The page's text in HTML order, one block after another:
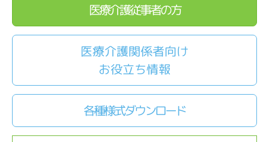
医療介護従事者の方
医療介護関係者向け
お役立ち情報
各種様式ダウンロード